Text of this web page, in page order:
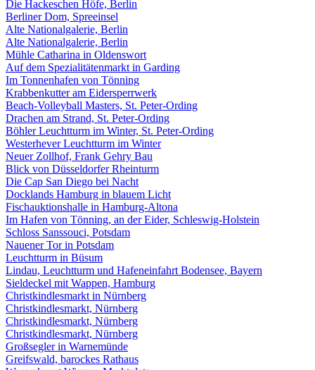
Die Hackeschen Höfe, Berlin
Berliner Dom, Spreeinsel
Alte Nationalgalerie, Berlin
Alte Nationalgalerie, Berlin
Mühle Catharina in Oldenswort
Auf dem Spezialitätenmarkt in Garding
Im Tonnenhafen von Tönning
Krabbenkutter am Eidersperrwerk
Beach-Volleyball Masters, St. Peter-Ording
Drachen am Strand, St. Peter-Ording
Böhler Leuchtturm im Winter, St. Peter-Ording
Westerhever Leuchtturm im Winter
Neuer Zollhof, Frank Gehry Bau
Blick von Düsseldorfer Rheinturm
Die Cap San Diego bei Nacht
Docklands Hamburg in blauem Licht
Fischauktionshalle in Hamburg-Altona
Im Hafen von Tönning, an der Eider, Schleswig-Holstein
Schloss Sanssouci, Potsdam
Nauener Tor in Potsdam
Leuchtturm in Büsum
Lindau, Leuchtturm und Hafeneinfahrt Bodensee, Bayern
Sieldeckel mit Wappen, Hamburg
Christkindlesmarkt in Nürnberg
Christkindlesmarkt, Nürnberg
Christkindlesmarkt, Nürnberg
Christkindlesmarkt, Nürnberg
Großsegler in Warnemünde
Greifswald, barockes Rathaus